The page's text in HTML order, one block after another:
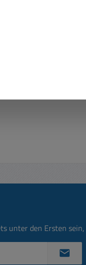
unter den Ersten